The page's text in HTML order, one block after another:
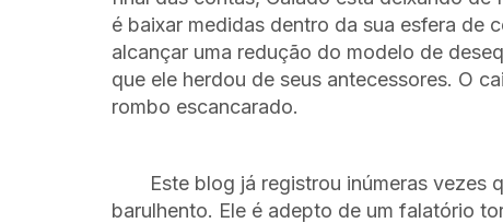
é baixar medidas dentro da sua esfera de
alcançar uma redução do modelo de
que ele herdou de seus antecessores. O
rombo escancarado.
Este blog já registrou inúmeras vezes
barulhento. Ele é adepto de um falatório